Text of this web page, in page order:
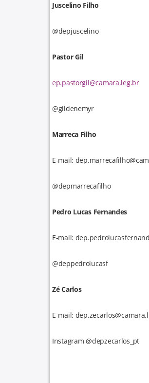
Juscelino Filho
@depjuscelino
Pastor Gil
ep.pastorgil@camara.leg.br
@gildenemyr
Marreca Filho
E-mail:
@depmarrecafilho
Pedro Lucas Fernandes
E-mail:
@deppedrolucasf
Zé Carlos
E-mail:
Instagram @depzecarlos_pt